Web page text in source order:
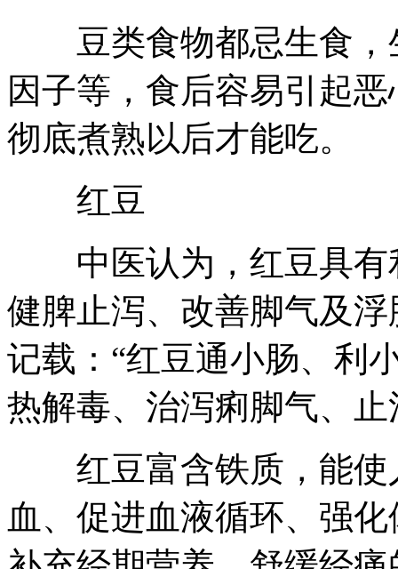
豆类食物都忌生食，
因子等，食后容易引起
彻底煮熟以后才能吃。
红豆
中医认为，红豆具有
健脾止泻、改善脚气及
记载：“红豆通小肠、利
热解毒、治泻痢脚气、
红豆富含铁质，能使
血、促进血液循环、强